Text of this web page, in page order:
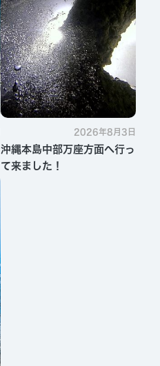
2026年8月3日
沖縄本島中部万座方面へ行っ
て来ました！